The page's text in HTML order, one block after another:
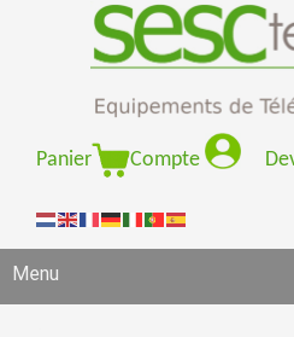
Panier Compte
Menu